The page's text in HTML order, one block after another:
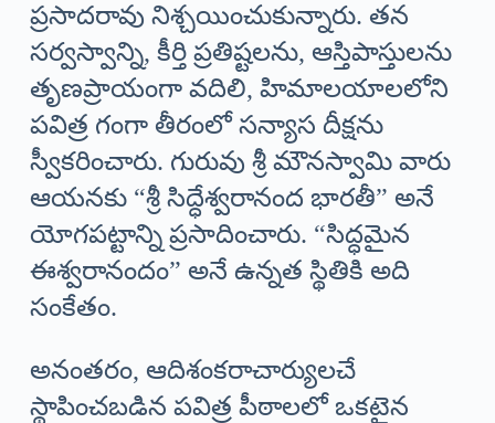
ప్రసాదరావు నిశ్చయించుకున్నారు. తన
సర్వస్వాన్ని, కీర్తి ప్రతిష్టలను, ఆస్తిపాస్తులను
తృణప్రాయంగా వదిలి, హిమాలయాలలోని
పవిత్ర గంగా తీరంలో సన్యాస దీక్షను
స్వీకరించారు. గురువు శ్రీ మౌనస్వామి వారు
ఆయనకు “శ్రీ సిద్ధేశ్వరానంద భారతీ” అనే
యోగపట్టాన్ని ప్రసాదించారు. “సిద్ధమైన
ఈశ్వరానందం” అనే ఉన్నత స్థితికి అది
సంకేతం.
అనంతరం, ఆదిశంకరాచార్యులచే
స్థాపించబడిన పవిత్ర పీఠాలలో ఒకటైన